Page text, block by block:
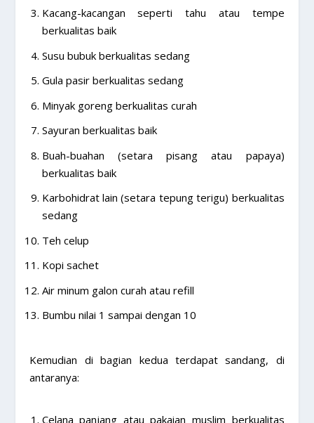
Kacang-kacangan seperti tahu atau tempe
berkualitas baik
Susu bubuk berkualitas sedang
Gula pasir berkualitas sedang
Minyak goreng berkualitas curah
Sayuran berkualitas baik
Buah-buahan (setara pisang atau papaya)
berkualitas baik
Karbohidrat lain (setara tepung terigu) berkualitas
sedang
Teh celup
Kopi sachet
Air minum galon curah atau refill
Bumbu nilai 1 sampai dengan 10
Kemudian di bagian kedua terdapat sandang, di
antaranya:
Celana panjang atau pakaian muslim berkualitas